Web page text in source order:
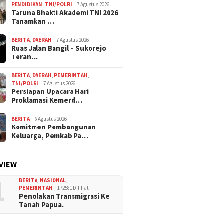
PENDIDIKAN, TNI/POLRI 7 Agustus 2026
Taruna Bhakti Akademi TNI 2026
Tanamkan …
BERITA, DAERAH 7 Agustus 2026
Ruas Jalan Bangil – Sukorejo
Teran…
BERITA, DAERAH, PEMERINTAH,
TNI/POLRI
7 Agustus 2026
Persiapan Upacara Hari
Proklamasi Kemerd…
BERITA 6 Agustus 2026
Komitmen Pembangunan
Keluarga, Pemkab Pa…
BERITA, NASIONAL,
PEMERINTAH
172581 Dilihat
Penolakan Transmigrasi Ke
Tanah Papua.